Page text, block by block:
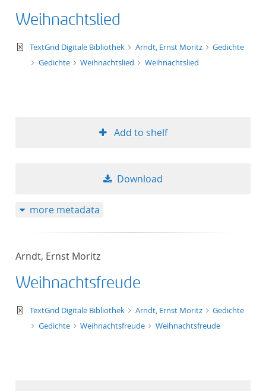
Weihnachtslied
text/xml
TextGrid Digitale Bibliothek Arndt, Ernst Moritz
Gedichte
Gedichte
Weihnachtslied Weihnachtslied
Add to shelf
Download
more metadata
Arndt, Ernst Moritz
Weihnachtsfreude
text/xml
TextGrid Digitale Bibliothek Arndt, Ernst Moritz
Gedichte
Gedichte
Weihnachtsfreude Weihnachtsfreude